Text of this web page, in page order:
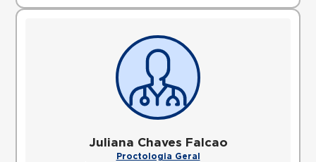
Juliana Chaves Falcao
Proctologia Geral